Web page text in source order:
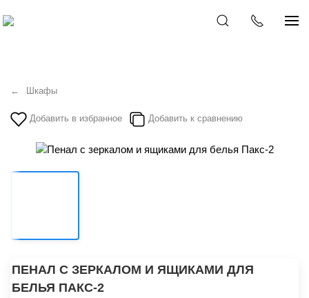
Шкафы
Добавить в избранное Добавить к сравнению
ПЕНАЛ С ЗЕРКАЛОМ И ЯЩИКАМИ ДЛЯ
БЕЛЬЯ ПАКС-2